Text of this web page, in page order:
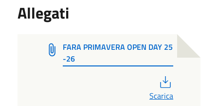
Allegati
FARA PRIMAVERA OPEN DAY 25
-26
Scarica